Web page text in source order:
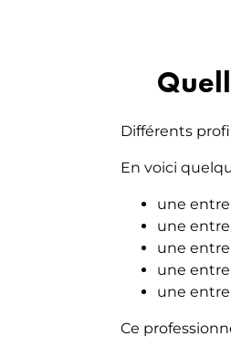
Différents
En voici
une
une
une
une
une
Ce